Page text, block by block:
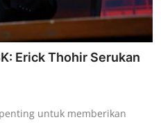
Erick Thohir Serukan
untuk memberikan